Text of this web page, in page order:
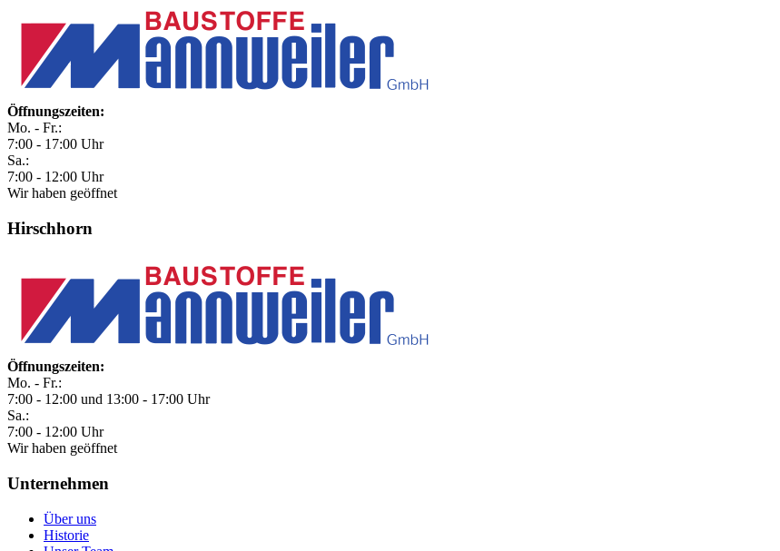
Öffnungszeiten:
Mo. - Fr.:
7:00 - 17:00 Uhr
Sa.:
7:00 - 12:00 Uhr
Wir haben geöffnet
Hirschhorn
Öffnungszeiten:
Mo. - Fr.:
7:00 - 12:00 und 13:00 - 17:00 Uhr
Sa.:
7:00 - 12:00 Uhr
Wir haben geöffnet
Unternehmen
Über uns
Historie